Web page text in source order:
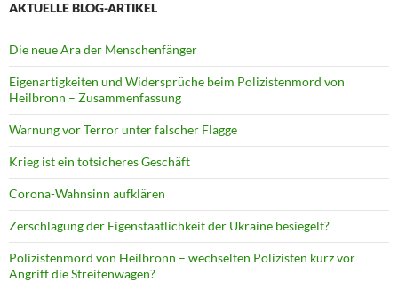
AKTUELLE BLOG-ARTIKEL
Die neue Ära der Menschenfänger
Eigenartigkeiten und Widersprüche beim Polizistenmord von
Heilbronn – Zusammenfassung
Warnung vor Terror unter falscher Flagge
Krieg ist ein totsicheres Geschäft
Corona-Wahnsinn aufklären
Zerschlagung der Eigenstaatlichkeit der Ukraine besiegelt?
Polizistenmord von Heilbronn – wechselten Polizisten kurz vor
Angriff die Streifenwagen?